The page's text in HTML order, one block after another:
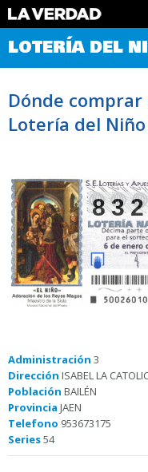
Comprobar Loteria del Niño
Premios
Noticias
Datos
LOTERÍA DEL
Dónde
Lotería del
Administración 3
Dirección ISABEL LA
Población BAILÉN
Provincia JAEN
Telefono 953673175
Series54